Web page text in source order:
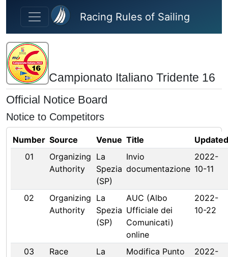
Skip to main content
Racing Rules of Sailing
Campionato Italiano Tridente 16
Official Notice Board
Notice to Competitors
Number Source Venue Title
Updated
01
Organizing
Authority
La
Spezia
(SP)
Invio
documentazione
2022-
10-11
02
Organizing
Authority
La
Spezia
(SP)
AUC (Albo
Ufficiale dei
Comunicati)
online
2022-
10-22
03
Race
La
Modifica Punto
2022-